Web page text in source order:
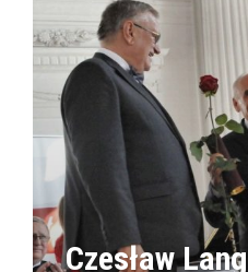
Czesław